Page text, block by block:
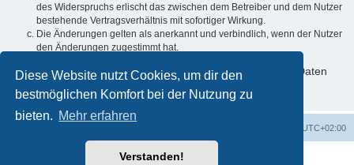
Diese Website nutzt Cookies, um dir den
bestmöglichen Komfort bei der Nutzung zu
bieten. Mehr erfahren
Verstanden!
des Widerspruchs erlischt das zwischen dem Betreiber und dem Nutzer
bestehende Vertragsverhältnis mit sofortiger Wirkung.
Die Änderungen gelten als anerkannt und verbindlich, wenn der Nutzer
den Änderungen zugestimmt hat.
Informationen über den Umgang mit deinen persönlichen Daten
sind in der Datenschutzerklärung enthalten.
UTC+02:00
Powered byphpBB® Forum Software © phpBB Limited